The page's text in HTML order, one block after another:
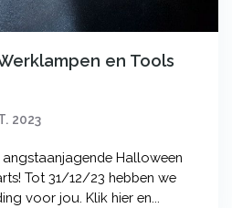
en Tools
2023
Halloween
Tot 31/12/23 hebben we
voor jou. Klik hier en...